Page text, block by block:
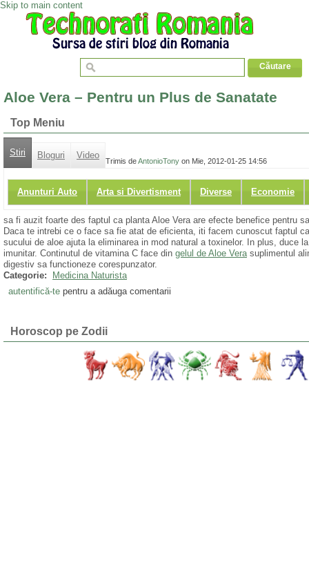
Skip to main content
Aloe Vera – Pentru un Plus de Sanatate
Top Meniu
Stiri Bloguri Video
Anunturi Auto Arta si Divertisment Diverse Economie
Trimis deAntonioTony on Mie, 2012-01-25 14:56
sa fi auzit foarte des faptul ca planta Aloe Vera are efecte benefice pentru
Daca te intrebi ce o face sa fie atat de eficienta, iti facem cunoscut faptul
sucului de aloe ajuta la eliminarea in mod natural a toxinelor. In plus, duce
imunitar. Continutul de vitamina C face din gelul de Aloe Verasuplimentul
digestiv sa functioneze corespunzator.
Categorie:
Medicina Naturista
autentifică-tepentru a adăuga comentarii
Horoscop pe Zodii